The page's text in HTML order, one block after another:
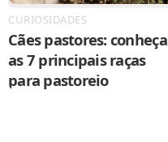
CURIOSIDADES
Cães pastores: conheça
as 7 principais raças
para pastoreio